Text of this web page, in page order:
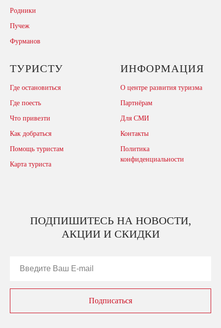
Родники
Пучеж
Фурманов
ТУРИСТУ
Где остановиться
Где поесть
Что привезти
Как добраться
Помощь туристам
Карта туриста
ИНФОРМАЦИЯ
О центре развития туризма
Партнёрам
Для СМИ
Контакты
Политика
конфиденциальности
ПОДПИШИТЕСЬ НА НОВОСТИ,
АКЦИИ И СКИДКИ
Подписаться